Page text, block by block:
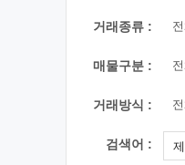
거래종류 :
매물구분 :
거래방식 :
검색어 :